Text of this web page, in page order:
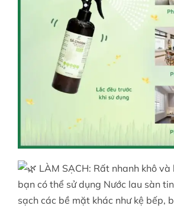
LÀM SẠCH: Rất nhanh khô và
bạn có thể sử dụng Nước lau sàn
sạch các bề mặt khác như kệ bếp,